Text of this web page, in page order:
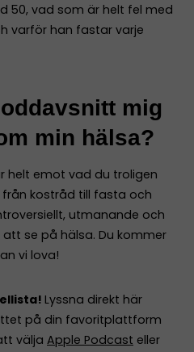
50, vad som är helt fel med
varför han fastar varje
mig
min hälsa?
helt emot vad du troligen
kostråd till fasta och
utmanande och
se på hälsa. Du kommer
vi lova!
Lyssna direkt här
på din favoritplattform
välja Apple Podcast eller